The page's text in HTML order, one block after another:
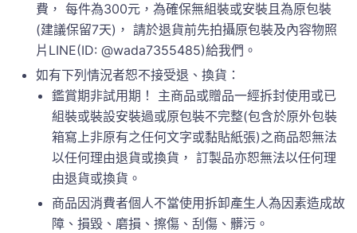
費， 每件為300元，為確保無組裝或安裝且為原包裝
(建議保留7天)， 請於退貨前先拍攝原包裝及內容物照
片LINE(ID: @wada7355485)給我們。
如有下列情況者恕不接受退、換貨：
鑑賞期非試用期！ 主商品或贈品一經拆封使用或已
組裝或裝設安裝過或原包裝不完整(包含於原外包裝
箱寫上非原有之任何文字或黏貼紙張)之商品恕無法
以任何理由退貨或換貨， 訂製品亦恕無法以任何理
由退貨或換貨。
商品因消費者個人不當使用拆卸產生人為因素造成故
障、損毀、磨損、擦傷、刮傷、髒污。